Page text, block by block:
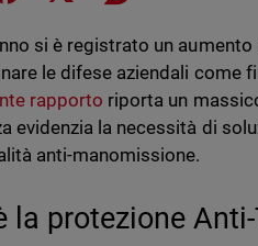
si è registrato un
le difese aziendali come
rapporto riporta un
evidenzia la necessità di
anti-manomissione.
la protezione